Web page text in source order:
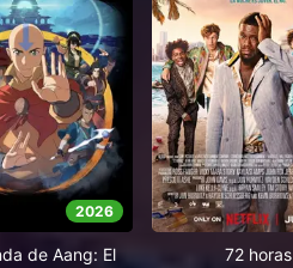
2026
de Aang: El
72 horas